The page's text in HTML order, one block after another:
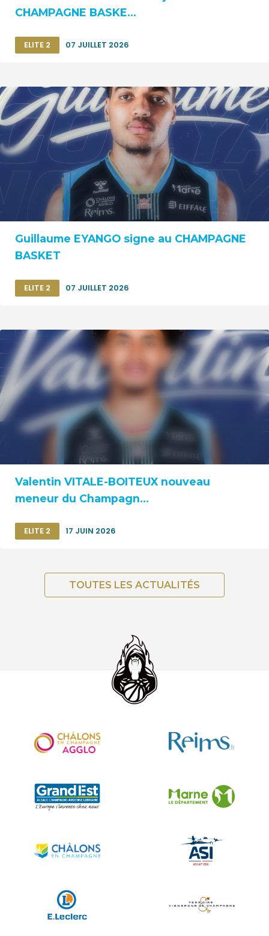
CHAMPAGNE BASKE...
ELITE 2 07 JUILLET 2026
Guillaume EYANGO signe au CHAMPAGNE
BASKET
ELITE 2 07 JUILLET 2026
Valentin VITALE-BOITEUX nouveau
meneur du Champagn...
ELITE 2 17 JUIN 2026
TOUTES LES ACTUALITÉS